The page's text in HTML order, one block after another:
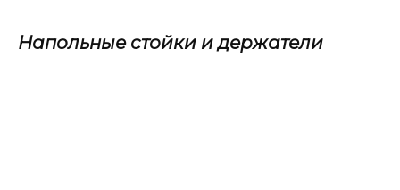
Напольные стойки и держатели